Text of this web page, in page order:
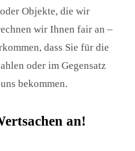
Objekte, die wir
wir Ihnen fair an –
dass Sie für die
oder im Gegensatz
bekommen.
an!